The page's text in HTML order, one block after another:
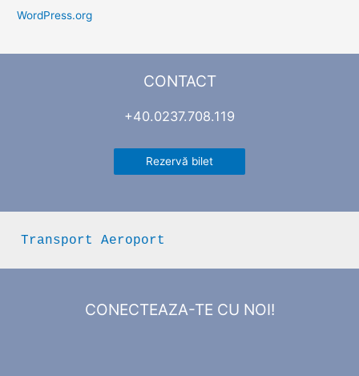
WordPress.org
CONTACT
+40.0237.708.119
Rezervă bilet
Transport Aeroport
CONECTEAZA-TE CU NOI!